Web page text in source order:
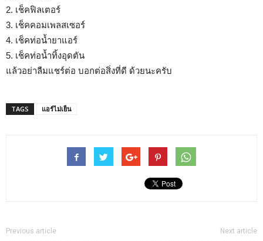
2. เช็คฟิลเตอร์
3. เช็คคอมเพลสเซอร์
4. เช็คท่อน้ำยาแอร์
5. เช็คท่อน้ำทิ้งอุดตัน
แล้วอย่าลืมแชร์ต่อ บอกต่อสิ่งที่ดี ด้วยนะครับ
TAGS แอร์ไม่เย็น
Previous article Next article